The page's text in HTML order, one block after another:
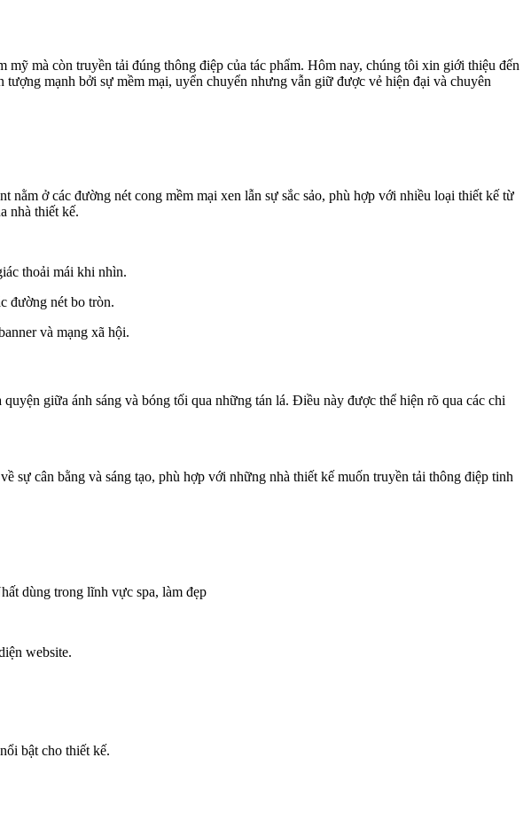
mà còn truyền tải đúng thông điệp của tác phẩm. Hôm nay, chúng tôi xin giới thiệu đến
mạnh bởi sự mềm mại, uyển chuyển nhưng vẫn giữ được vẻ hiện đại và chuyên
ở các đường nét cong mềm mại xen lẫn sự sắc sảo, phù hợp với nhiều loại thiết kế từ
nhà thiết kế.
thoải mái khi nhìn.
đường nét bo tròn.
và mạng xã hội.
giữa ánh sáng và bóng tối qua những tán lá. Điều này được thể hiện rõ qua các chi
sự cân bằng và sáng tạo, phù hợp với những nhà thiết kế muốn truyền tải thông điệp tinh
dùng trong lĩnh vực spa, làm đẹp
website.
bật cho thiết kế.